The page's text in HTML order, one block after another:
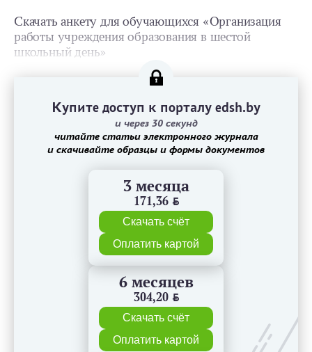
Скачать анкету для обучающихся «Организация
работы учреждения образования в шестой
школьный день»
Купите доступ к порталу edsh.by
и через 30 секунд
читайте статьи электронного журнала
и скачивайте образцы и формы документов
3 месяца
171,36 BYN
Скачать счёт
Оплатить картой
6 месяцев
304,20 BYN
Скачать счёт
Оплатить картой